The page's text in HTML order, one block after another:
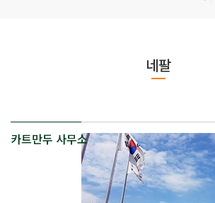
네팔
카트만두 사무소